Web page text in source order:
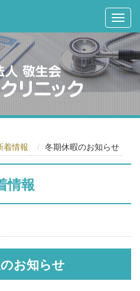
着情報 冬期休暇のお知らせ
情報
お知らせ